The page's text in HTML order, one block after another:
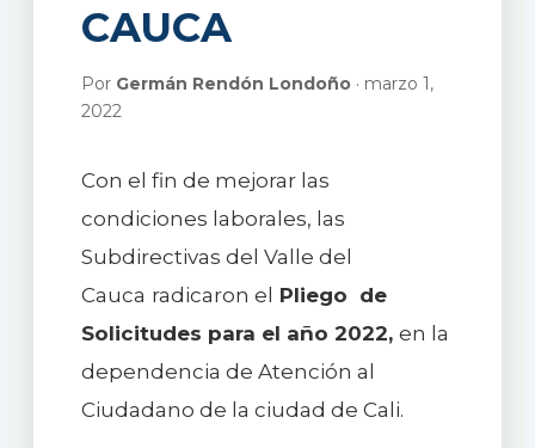
CAUCA
Por Germán Rendón Londoño· marzo 1,
2022
Con el fin de mejorar las
condiciones laborales, las
Subdirectivas del Valle del
Cauca radicaron el Pliego de
Solicitudes para el año 2022, en la
dependencia de Atención al
Ciudadano de la ciudad de Cali.